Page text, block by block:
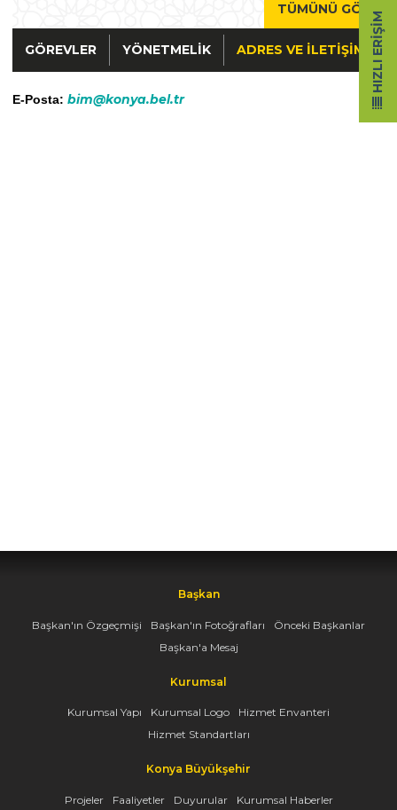
TÜMÜNÜ GÖR
GÖREVLER YÖNETMELIK ADRES VE İLETIŞIM
E-Posta: bim@konya.bel.tr
Başkan
Başkan'ın Özgeçmişi Başkan'ın Fotoğrafları
Önceki Başkanlar
Başkan'a Mesaj
Kurumsal
Kurumsal Yapı Kurumsal Logo
Hizmet Envanteri
Hizmet Standartları
Konya Büyükşehir
Projeler Faaliyetler Duyurular Kurumsal Haberler
HIZLI ERIŞIM